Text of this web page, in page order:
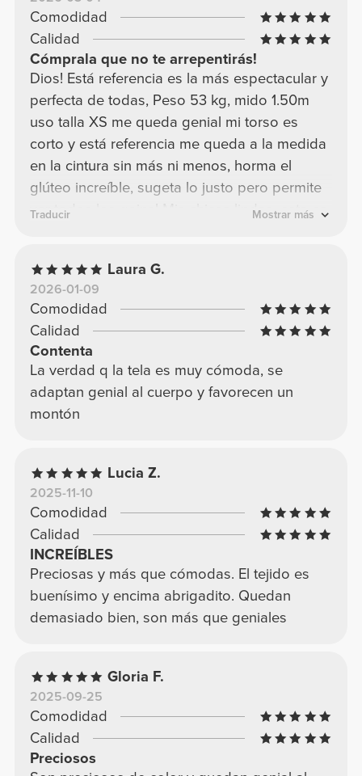
Comodidad
Calidad
Cómprala que no te arrepentirás!
Dios! Está referencia es la más espectacular y
perfecta de todas, Peso 53 kg, mido 1.50m
uso talla XS me queda genial mi torso es
corto y está referencia me queda a la medida
en la cintura sin más ni menos, horma el
glúteo increíble, sugeta lo justo pero permite
ver todos los gains! Mis chicas lindas, esta es
Traducir Mostrar más
Laura G.
2026-01-09
Comodidad
Calidad
Contenta
La verdad q la tela es muy cómoda, se
adaptan genial al cuerpo y favorecen un
montón
Lucia Z.
2025-11-10
Comodidad
Calidad
INCREÍBLES
Preciosas y más que cómodas. El tejido es
buenísimo y encima abrigadito. Quedan
demasiado bien, son más que geniales
Gloria F.
2025-09-25
Comodidad
Calidad
Preciosos